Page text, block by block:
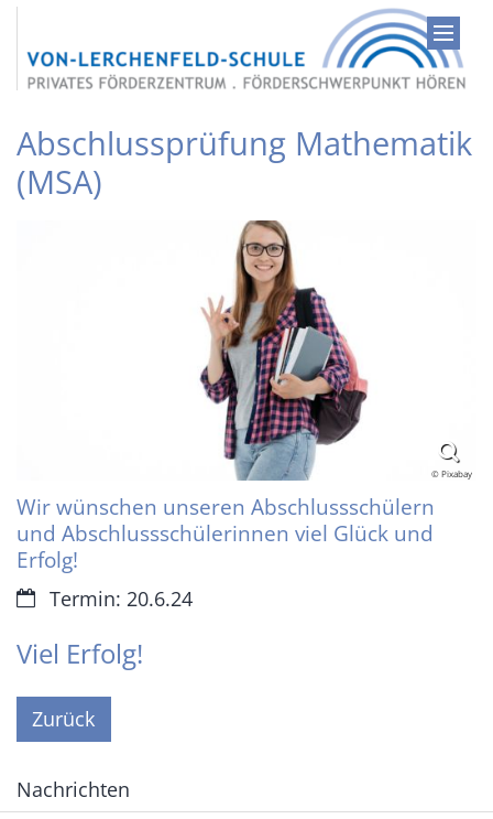
Zum Inhalt springen
Abschlussprüfung Mathematik
(MSA)
© Pixabay
Wir wünschen unseren Abschlussschülern
und Abschlussschülerinnen viel Glück und
Erfolg!
Datum:Termin: 20.6.24
Viel Erfolg!
Zurück
Nachrichten